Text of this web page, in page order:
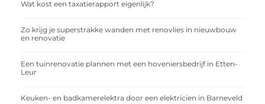
Wat kost een taxatierapport eigenlijk?
Zo krijg je superstrakke wanden met renovlies in nieuwbouw
en renovatie
Een tuinrenovatie plannen met een hoveniersbedrijf in Etten-
Leur
Keuken- en badkamerelektra door een elektricien in Barneveld